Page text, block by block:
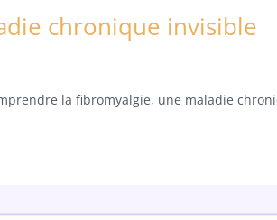
chronique invisible
la fibromyalgie, une maladie